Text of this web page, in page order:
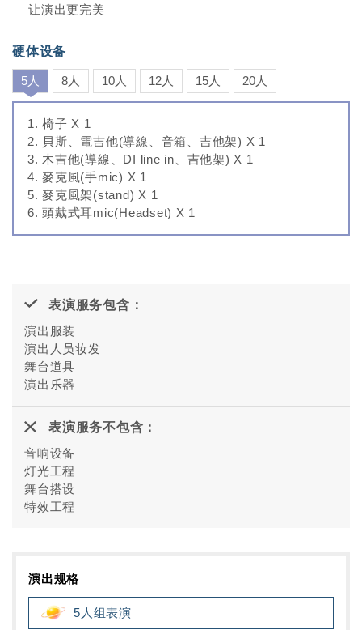
让演出更完美
硬体设备
5人 8人 10人 12人 15人 20人
椅子 X 1
貝斯、電吉他(導線、音箱、吉他架) X 1
木吉他(導線、DI line in、吉他架) X 1
麥克風(手mic) X 1
麥克風架(stand) X 1
頭戴式耳mic(Headset) X 1
表演服务包含：
演出服装
演出人员妆发
舞台道具
演出乐器
表演服务不包含：
音响设备
灯光工程
舞台搭设
特效工程
演出规格
5人组表演